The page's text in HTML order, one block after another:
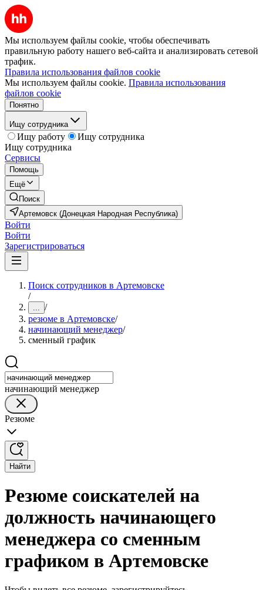
Мы используем файлы cookie, чтобы обеспечивать
правильную работу нашего веб-сайта и анализировать сетевой
трафик.
Правила использования файлов cookie
Мы используем файлы cookie. Правила использования
файлов cookie
Понятно
Ищу сотрудника
Ищу работу
Ищу сотрудника
Ищу сотрудника
Сервисы
Помощь
Ещё
Поиск
Артемовск (Донецкая Народная Республика)
Войти
Войти
Зарегистрироваться
Поиск сотрудников в Артемовске
/
... /
резюме в Артемовске/
начинающий менеджер/
сменный график
начинающий менеджер
Резюме
Найти
Резюме соискателей на
должность начинающего
менеджера со сменным
графиком в Артемовске